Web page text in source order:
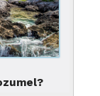
abrió hace